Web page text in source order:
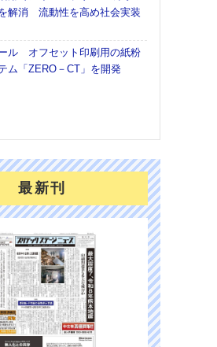
解消 流動性を高め社会実装
ル オフセット印刷用の紙粉
ム「ZERO－CT」を開発
最新刊